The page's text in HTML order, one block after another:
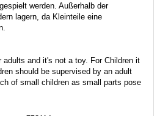
werden. Außerhalb der
lagern, da Kleinteile eine
and it's not a toy. For Children it
should be supervised by an adult
of small children as small parts pose